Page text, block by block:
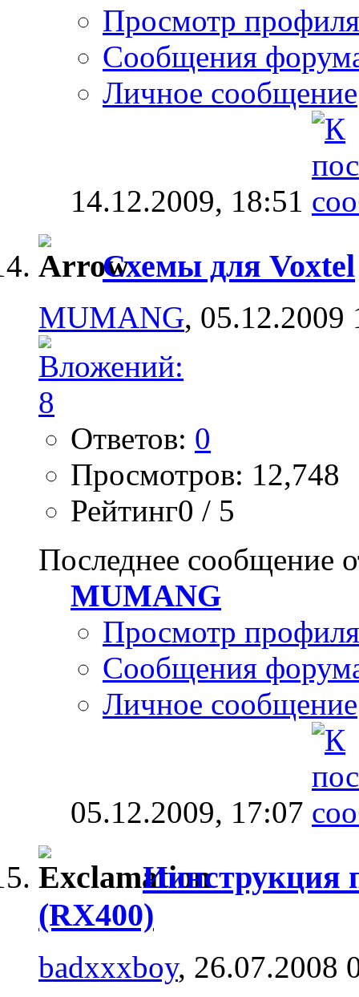
Просмотр профиля
Сообщения
Личное сообщение
14.12.2009, 18:51
Схемы для Voxtel
MUMANG, 05.12.2009
Ответов: 0
Просмотров: 12,748
Рейтинг0 / 5
Последнее сообщение
MUMANG
Просмотр профиля
Сообщения
Личное сообщение
05.12.2009, 17:07
Иинструкция
(RX400)
badxxxboy, 26.07.2008